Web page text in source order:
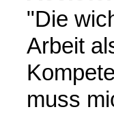
"Die
Arbeit
muss